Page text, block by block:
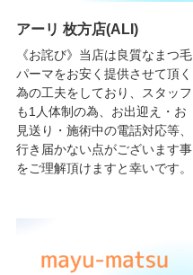
アーリ 枚方店(ALI)
《お詫び》当店は良質なまつ毛
パーマをお安く提供させて頂く
為の工夫をしており、スタッフ
も1人体制の為、お出迎え・お
見送り・施術中の電話対応等、
行き届かない点がございます事
をご理解頂けますと幸いです。